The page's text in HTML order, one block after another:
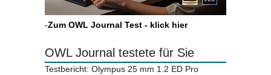
-Zum OWL Journal Test - klick hier
OWL Journal testete für Sie
Testbericht: Olympus 25 mm 1.2 ED Pro